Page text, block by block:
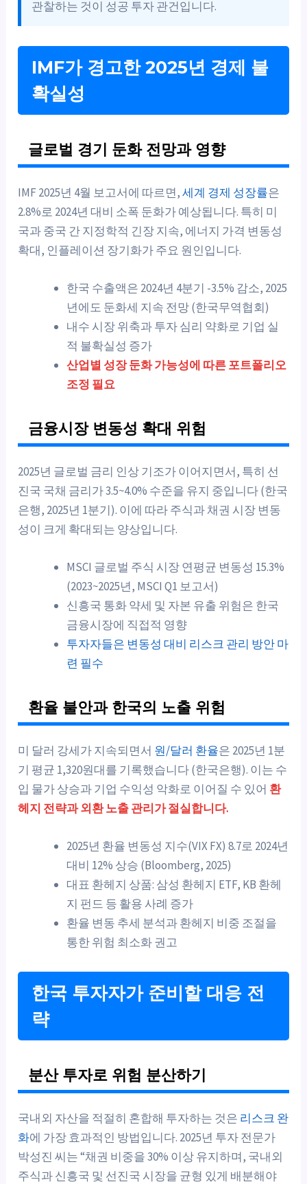
관찰하는 것이 성공 투자 관건입니다.
IMF가 경고한 2025년 경제 불
확실성
글로벌 경기 둔화 전망과 영향
IMF 2025년 4월 보고서에 따르면,세계 경제 성장률은
2.8%로 2024년 대비 소폭 둔화가 예상됩니다. 특히 미
국과 중국 간 지정학적 긴장 지속, 에너지 가격 변동성
확대, 인플레이션 장기화가 주요 원인입니다.
한국 수출액은 2024년 4분기 -3.5% 감소, 2025
년에도 둔화세 지속 전망 (한국무역협회)
내수 시장 위축과 투자 심리 약화로 기업 실
적 불확실성 증가
산업별 성장 둔화 가능성에 따른 포트폴리오
조정 필요
금융시장 변동성 확대 위험
2025년 글로벌 금리 인상 기조가 이어지면서, 특히 선
진국 국채 금리가 3.5~4.0% 수준을 유지 중입니다 (한국
은행, 2025년 1분기). 이에 따라 주식과 채권 시장 변동
성이 크게 확대되는 양상입니다.
MSCI 글로벌 주식 시장 연평균 변동성 15.3%
(2023~2025년, MSCI Q1 보고서)
신흥국 통화 약세 및 자본 유출 위험은 한국
금융시장에 직접적 영향
투자자들은 변동성 대비 리스크 관리 방안 마
련 필수
환율 불안과 한국의 노출 위험
미 달러 강세가 지속되면서 원/달러 환율은 2025년 1분
기 평균 1,320원대를 기록했습니다 (한국은행). 이는 수
입 물가 상승과 기업 수익성 악화로 이어질 수 있어 환
헤지 전략과 외환 노출 관리가 절실합니다.
2025년 환율 변동성 지수(VIX FX) 8.7로 2024년
대비 12% 상승 (Bloomberg, 2025)
대표 환헤지 상품: 삼성 환헤지 ETF, KB 환헤
지 펀드 등 활용 사례 증가
환율 변동 추세 분석과 환헤지 비중 조절을
통한 위험 최소화 권고
한국 투자자가 준비할 대응 전
략
분산 투자로 위험 분산하기
국내외 자산을 적절히 혼합해 투자하는 것은 리스크 완
화에 가장 효과적인 방법입니다. 2025년 투자 전문가
박성진 씨는 “채권 비중을 30% 이상 유지하며, 국내외
주식과 신흥국 및 선진국 시장을 균형 있게 배분해야